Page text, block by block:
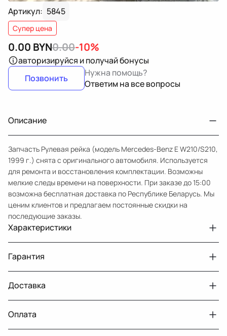
Артикул: 5845
Супер цена
0.00 BYN0.00-10%
авторизируйся и получай бонусы
Позвонить
Нужна помощь?
Ответим на все вопросы
Описание
Запчасть Рулевая рейка (модель Mercedes-Benz E W210/S210,
1999 г.) снята с оригинального автомобиля. Используется
для ремонта и восстановления комплектации. Возможны
мелкие следы времени на поверхности. При заказе до 15:00
возможна бесплатная доставка по Республике Беларусь. Мы
ценим клиентов и предлагаем постоянные скидки на
последующие заказы.
Характеристики
Авто
MercedesBenz E W210
Год
1999
Тег
Мерседес Бенс Е
Гарантия
Двигатели с навесным или без навесного
оборудования
30 дней
Датчик давления топлива, насос
14 дней
Доставка
Оплата